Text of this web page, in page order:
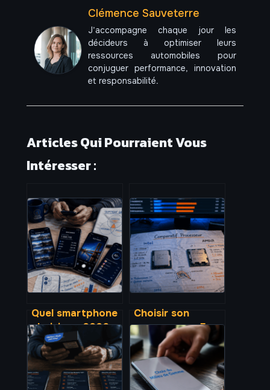
Clémence Sauveterre
J’accompagne chaque jour les
décideurs à optimiser leurs
ressources automobiles pour
conjuguer performance, innovation
et responsabilité.
Articles Qui Pourraient Vous
Intéresser :
Quel smartphone
choisir en 2026 :
7 ans de mises à
jour et 3 piliers
pour un achat
durable
Choisir son
processeur : 5
critères
techniques pour
éviter l’erreur de
socket